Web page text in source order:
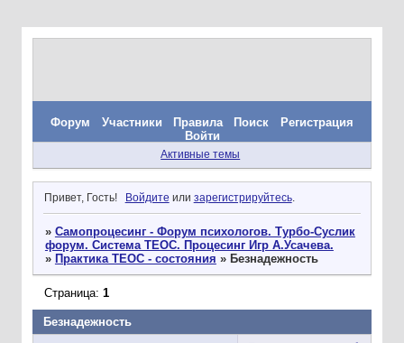
Форум Участники Правила Поиск
Регистрация
Войти
Активные темы
Привет, Гость! Войдите или зарегистрируйтесь.
» Самопроцесинг - Форум психологов. Турбо-Суслик
форум. Система ТЕОС. Процесинг Игр А.Усачева.
» Практика ТЕОС - состояния » Безнадежность
Безнадежность
Страница: 1